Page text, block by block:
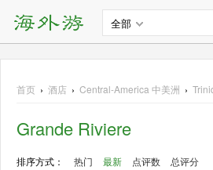
全部
首页 › 酒店 › Central-America 中美洲 ›
Grande Riviere
排序方式： 热门 最新 点评数 总评分